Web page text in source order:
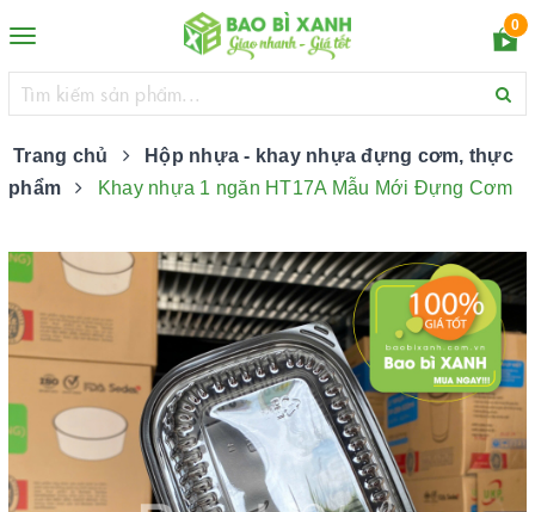
Toggle
navigation
0
Trang chủ
Hộp nhựa - khay nhựa đựng cơm, thực
phẩm
Khay nhựa 1 ngăn HT17A Mẫu Mới Đựng Cơm